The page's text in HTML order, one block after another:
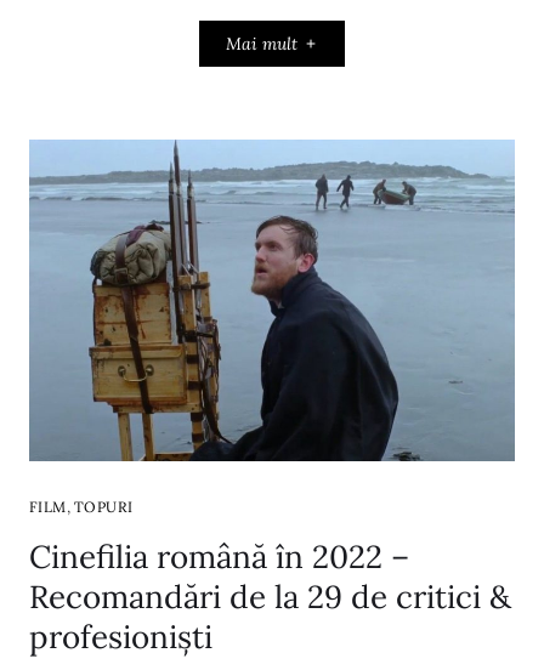
Mai mult
FILM , TOPURI
Cinefilia română în 2022 –
Recomandări de la 29 de critici &
profesioniști